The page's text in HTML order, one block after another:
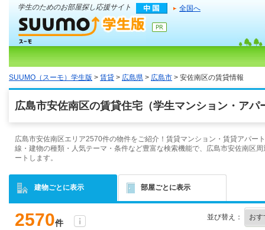
学生のためのお部屋探し応援サイト 全国へ
SUUMO（スーモ）学生版 > 賃貸 > 広島県 > 広島市 > 安佐南区の賃貸情報
広島市安佐南区の賃貸住宅（学生マンション・アパ
広島市安佐南区エリア2570件の物件をご紹介！賃貸マンション・賃貸アパ
線・建物の種類・人気テーマ・条件など豊富な検索機能で、広島市安佐南区
ートします。
建物ごとに表示 部屋ごとに表示
2570件
並び替え：